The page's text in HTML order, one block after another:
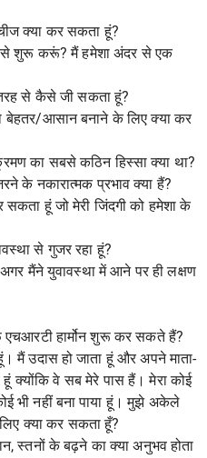
क्या कर सकता हूं?
शुरू करूं? मैं हमेशा अंदर से एक
से कैसे जी सकता हूं?
बेहतर/आसान बनाने के लिए क्या कर
का सबसे कठिन हिस्सा क्या था?
के नकारात्मक प्रभाव क्या हैं?
हूं जो मेरी जिंदगी को हमेशा के
से गुजर रहा हूं?
मैंने युवावस्था में आने पर ही लक्षण
हार्मोन शुरू कर सकते हैं?
मैं उदास हो जाता हूं और अपने माता-
क्योंकि वे सब मेरे पास हैं। मेरा कोई
भी नहीं बना पाया हूं। मुझे अकेले
क्या कर सकता हूँ?
स्तनों के बढ़ने का क्या अनुभव होता